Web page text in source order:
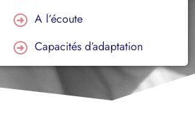
A l’écoute
Capacités d’adaptation